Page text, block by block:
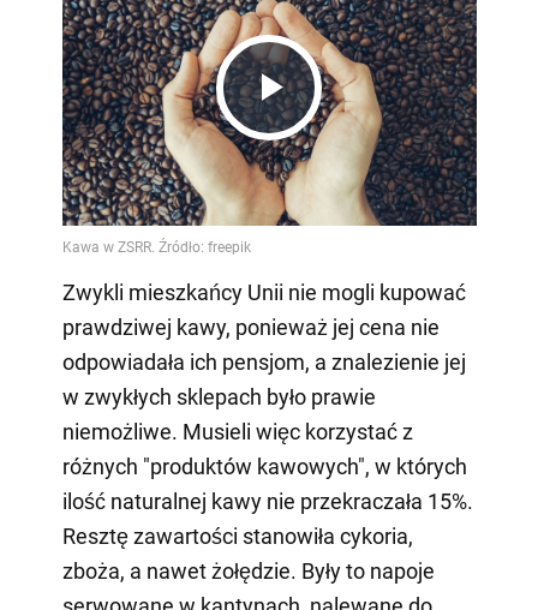
Play
Video
Zwykli mieszkańcy Unii nie mogli kupować
prawdziwej kawy, ponieważ jej cena nie
odpowiadała ich pensjom, a znalezienie jej
w zwykłych sklepach było prawie
niemożliwe. Musieli więc korzystać z
różnych "produktów kawowych", w których
ilość naturalnej kawy nie przekraczała 15%.
Resztę zawartości stanowiła cykoria,
zboża, a nawet żołędzie. Były to napoje